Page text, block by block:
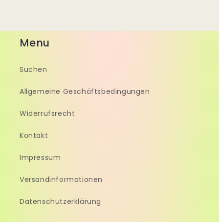
Menu
Suchen
Allgemeine Geschäftsbedingungen
Widerrufsrecht
Kontakt
Impressum
Versandinformationen
Datenschutzerklärung